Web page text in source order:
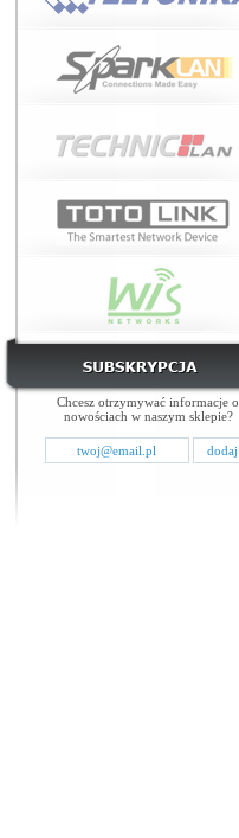
Chcesz otrzymywać informacje o
nowościach w naszym sklepie?